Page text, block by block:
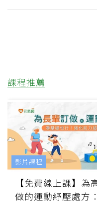
課程推薦
【免費線上課】為
做的運動紓壓處方
影片課程